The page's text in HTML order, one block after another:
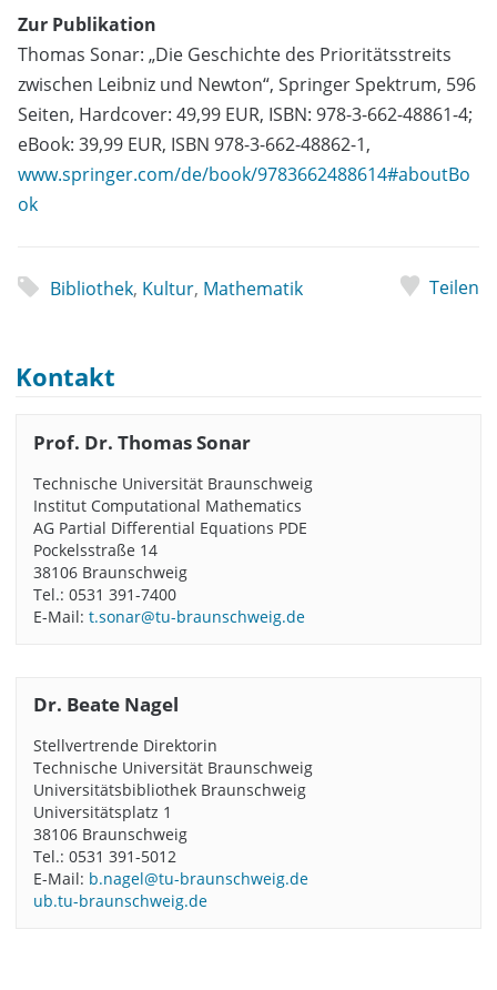
Zur Publikation
Thomas Sonar: „Die Geschichte des Prioritätsstreits
zwischen Leibniz und Newton“, Springer Spektrum, 596
Seiten, Hardcover: 49,99 EUR, ISBN: 978-3-662-48861-4;
eBook: 39,99 EUR, ISBN 978-3-662-48862-1,
www.springer.com/de/book/9783662488614#aboutBo
ok
Bibliothek, Kultur, Mathematik Teilen
Kontakt
Prof. Dr. Thomas Sonar
Technische Universität Braunschweig
Institut Computational Mathematics
AG Partial Differential Equations PDE
Pockelsstraße 14
38106 Braunschweig
Tel.: 0531 391-7400
E-Mail: t.sonar@tu-braunschweig.de
Dr. Beate Nagel
Stellvertrende Direktorin
Technische Universität Braunschweig
Universitätsbibliothek Braunschweig
Universitätsplatz 1
38106 Braunschweig
Tel.: 0531 391-5012
E-Mail: b.nagel@tu-braunschweig.de
ub.tu-braunschweig.de